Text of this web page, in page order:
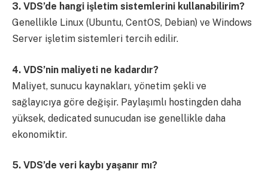
3. VDS’de hangi işletim sistemlerini kullanabilirim?
Genellikle Linux (Ubuntu, CentOS, Debian) ve Windows
Server işletim sistemleri tercih edilir.
4. VDS’nin maliyeti ne kadardır?
Maliyet, sunucu kaynakları, yönetim şekli ve
sağlayıcıya göre değişir. Paylaşımlı hostingden daha
yüksek, dedicated sunucudan ise genellikle daha
ekonomiktir.
5. VDS’de veri kaybı yaşanır mı?